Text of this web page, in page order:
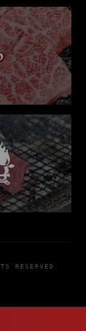
RESERVED.